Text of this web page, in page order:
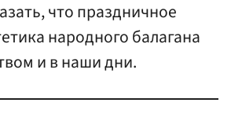
что праздничное
народного балагана
и в наши дни.